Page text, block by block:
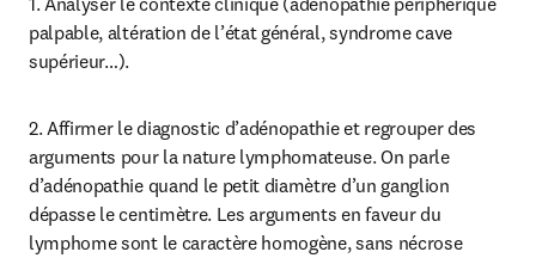
palpable, altération de l’état général, syndrome cave
supérieur…).
2. Affirmer le diagnostic d’adénopathie et regrouper des
arguments pour la nature lymphomateuse. On parle
d’adénopathie quand le petit diamètre d’un ganglion
dépasse le centimètre. Les arguments en faveur du
lymphome sont le caractère homogène, sans nécrose